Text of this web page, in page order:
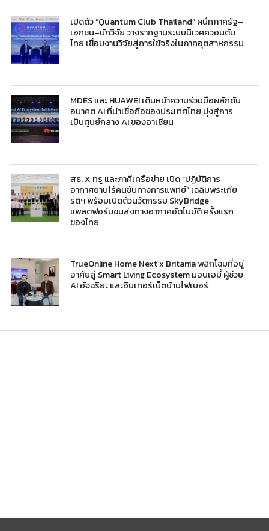
เปิดตัว “Quantum Club Thailand” ผนึกภาครัฐ–
เอกชน–นักวิจัย วางรากฐานระบบนิเวศควอนตัม
ไทย เชื่อมงานวิจัยสู่การใช้จริงในภาคอุตสาหกรรม
MDES และ HUAWEI เดินหน้าความร่วมมือผลักดัน
อนาคต AI ที่น่าเชื่อถือของประเทศไทย มุ่งสู่การ
เป็นศูนย์กลาง AI ของอาเซียน
สธ. X ทรู และภาคีเครือข่าย เปิด “ปฏิบัติการ
อากาศยานไร้คนขับทางการแพทย์” เฉลิมพระเกีย
รติฯ พร้อมเปิดตัวนวัตกรรม SkyBridge
แพลตฟอร์มขนส่งทางอากาศอัตโนมัติ ครั้งแรก
ของไทย
TrueOnline Home Next x Britania พลิกโฉมที่อยู่
อาศัยสู่ Smart Living Ecosystem มอบเอมี่ ผู้ช่วย
AI อัจฉริยะ และอินเทอร์เน็ตบ้านไฟเบอร์